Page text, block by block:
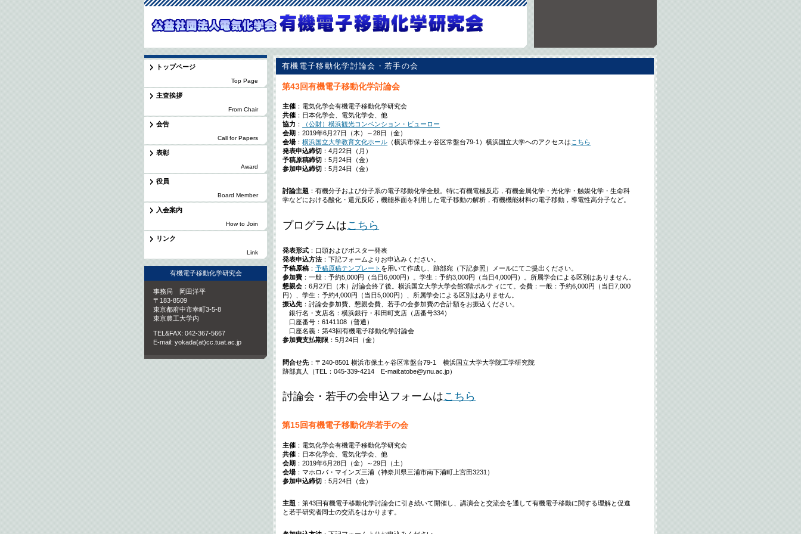
有機電子移動化学討論会・若手の会
第43回有機電子移動化学討論会
主催 ：電気化学会有機電子移動化学研究会
共催 ：日本化学会、電気化学会、他
協力 ：
（公財）横浜観光コンベンション・ビューロー
会期 ：2019年6月27日（木）～28日（金）
会場 ：横浜国立大学教育文化ホール （横浜市保土ヶ谷区常盤台79-1）横浜国立大学へのアクセスは こちら
発表申込締切 ：4月22日（月）
予稿原稿締切 ：5月24日（金）
参加申込締切 ：5月24日（金）
討論主題 ：有機分子および分子系の電子移動化学全般。特に有機電極反応，有機金属化学・光化学・触媒化学・生命科
学などにおける酸化・還元反応，機能界面を利用した電子移動の解析，有機機能材料の電子移動，導電性高分子など。
プログラムはこちら
発表形式 ：口頭およびポスター発表
発表申込方法 ：下記フォームよりお申込みください。
予稿原稿 ：予稿原稿テンプレート を用いて作成し、跡部宛（下記参照）メールにてご提出ください。
参加費 ：一般：予約5,000円（当日6,000円）。学生：予約3,000円（当日4,000円）。所属学会による区別はありません。
懇親会 ：6月27日（木）討論会終了後。横浜国立大学大学会館3階ポルティにて。会費：一般：予約6,000円（当日7,000
円）、学生：予約4,000円（当日5,000円）、所属学会による区別はありません。
振込先 ：討論会参加費、懇親会費、若手の会参加費の合計額をお振込ください。
銀行名・支店名：横浜銀行・和田町支店（店番号334）
口座番号：6141108（普通）
口座名義：第43回有機電子移動化学討論会
参加費支払期限 ：5月24日（金）
問合せ先 ：〒240-8501 横浜市保土ヶ谷区常盤台79-1 横浜国立大学大学院工学研究院
跡部真人（TEL：045-339-4214 E-mail:atobe@ynu.ac.jp）
討論会・若手の会申込フォームはこちら
第15回有機電子移動化学若手の会
主催 ：電気化学会有機電子移動化学研究会
共催 ：日本化学会、電気化学会、他
会期 ：2019年6月28日（金）～29日（土）
会場 ：マホロバ・マインズ三浦（神奈川県三浦市南下浦町上宮田3231）
参加申込締切 ：5月24日（金）
主題 ：第43回有機電子移動化学討論会に引き続いて開催し、講演会と交流会を通して有機電子移動に関する理解と促進
と若手研究者同士の交流をはかります。
Top Page
トップページ
From Chair
主査挨拶
Call for Papers
会告
Award
表彰
Board Member
役員
How to Join
入会案内
Link
リンク
有機電子移動化学研究会
事務局 岡田洋平
〒183-8509
東京都府中市幸町3-5-8
東京農工大学内
TEL&FAX: 042-367-5667
E-mail: yokada(at)cc.tuat.ac.jp